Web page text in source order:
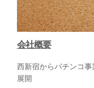
会社概要
西新宿からパチンコ
展開